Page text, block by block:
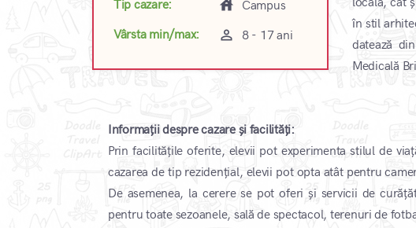
Tip cazare:
house
Campus
Vârsta min/max:
perm_identity 8 - 17 ani
în stil
datează
Medicală
Informații despre cazare și facilități:
Prin facilitățile oferite, elevii pot experimenta stilul de
cazarea de tip rezidențial, elevii pot opta atât pentru
De asemenea, la cerere se pot oferi și servicii de
pentru toate sezoanele, sală de spectacol, terenuri de